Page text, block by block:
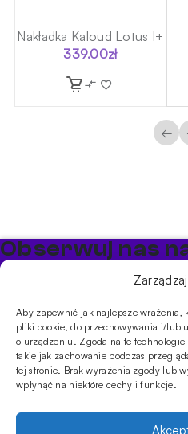
Aby zapewnić jak najlepsze wrażenia,
pliki cookie, do przechowywania i/lub
o urządzeniu. Zgoda na te
takie jak zachowanie podczas
tej stronie. Brak wyrażenia zgody lub
wpłynąć na niektóre cechy i funkcje.
Nakładka Kaloud Lotus I+
339.00zł
←
Obserwuj nas
Bądź na bieżąco z promocjami i
PRODUKTY
ShisheCybuchyTytonie
INFORMACJE
prywatności